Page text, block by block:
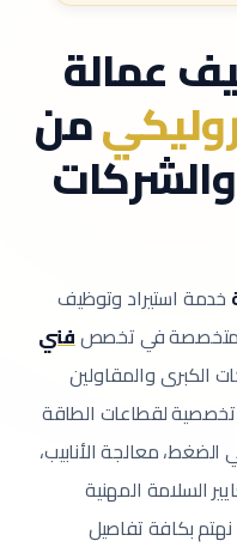
عمالة
من
خدمة استيراد وتوظيف
المتخصصة في تخصصفني
الكبرى والمقاولين
تخصصية لقطاعات الطاقة
الضغط، معالجة الأنابيب،
السلامة المهنية
نهتم بكافة تفاصيل